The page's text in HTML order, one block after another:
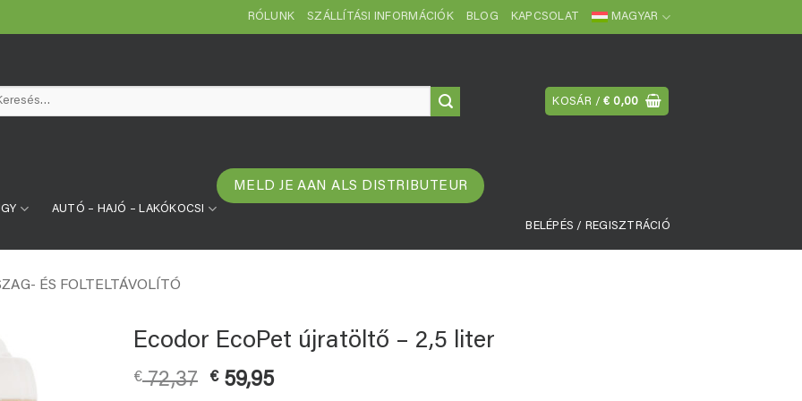
RÓLUNK SZÁLLÍTÁSI INFORMÁCIÓK BLOG KAPCSOLAT MAGYAR
KOSÁR /€ 0,00
AUTÓ – HAJÓ – LAKÓKOCSI
MELD JE AAN ALS DISTRIBUTEUR
BELÉPÉS / REGISZTRÁCIÓ
ÉS FOLTELTÁVOLÍTÓ
Ecodor EcoPet újratöltő – 2,5 liter
€72,37 Original
€59,95Current